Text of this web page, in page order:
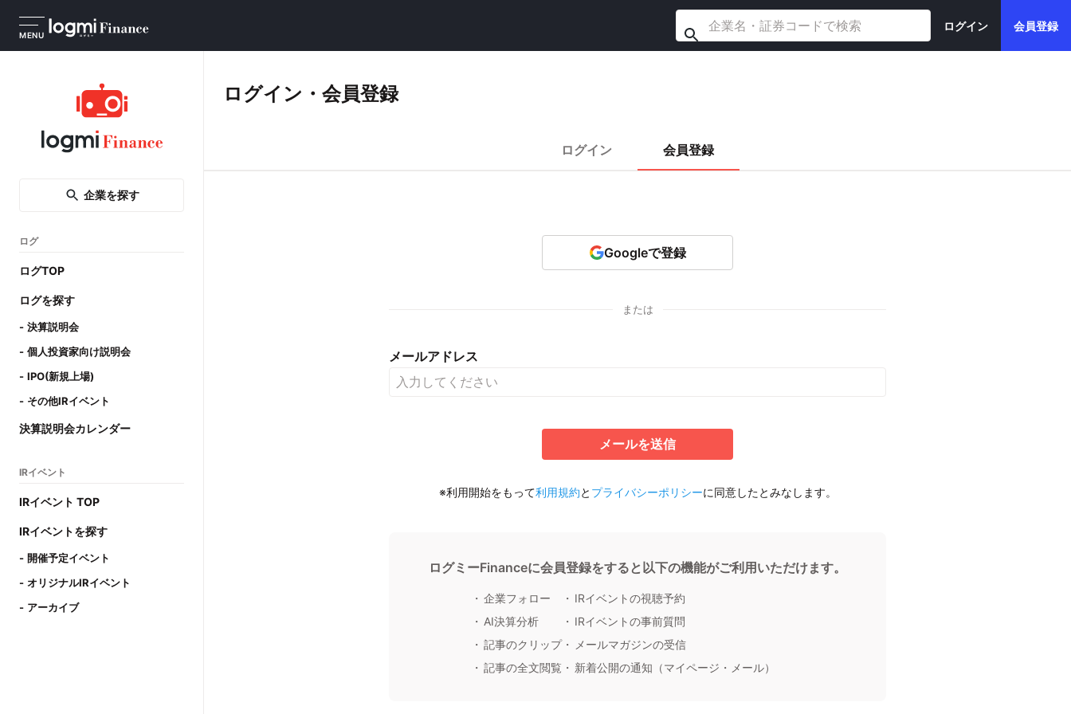
MENU
ログイン 会員登録
企業を探す
ログ
ログTOP
ログを探す
決算説明会
個人投資家向け説明会
IPO(新規上場)
その他IRイベント
決算説明会カレンダー
IRイベント
IRイベント TOP
IRイベントを探す
開催予定イベント
オリジナルIRイベント
アーカイブ
ログイン・会員登録
ログイン 会員登録
Googleで登録
または
メールアドレス
メールを送信
※利用開始をもって利用規約と プライバシーポリシーに同意したとみなします。
ログミーFinanceに会員登録をすると以下の機能がご利用いただけます。
企業フォロー
AI決算分析
記事のクリップ
記事の全文閲覧
IRイベントの視聴予約
IRイベントの事前質問
メールマガジンの受信
新着公開の通知（マイページ・メール）